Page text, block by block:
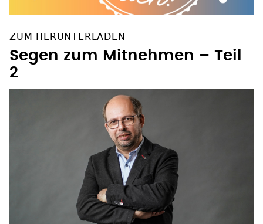
ZUM HERUNTERLADEN
Segen zum Mitnehmen – Teil
2